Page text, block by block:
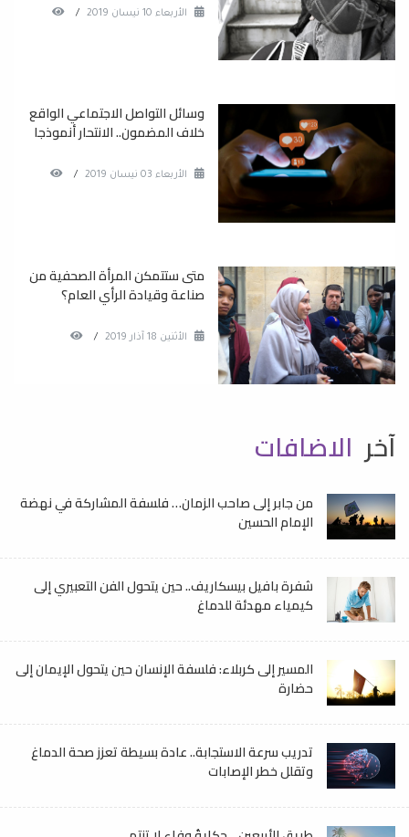
الأربعاء 10 نيسان 2019 /
وسائل التواصل الاجتماعي الواقع
خلاف المضمون.. الانتحار أنموذجا
الأربعاء 03 نيسان 2019 /
متى ستتمكن المرأة الصحفية من
صناعة وقيادة الرأي العام؟
الأثنين 18 آذار 2019 /
آخر الاضافات
من جابر إلى صاحب الزمان… فلسفة المشاركة في نهضة
الإمام الحسين
شفرة بافيل بيسكاريف.. حين يتحول الفن التعبيري إلى
كيمياء مهدئة للدماغ
المسير إلى كربلاء: فلسفة الإنسان حين يتحول الإيمان إلى
حضارة
تدريب سرعة الاستجابة.. عادة بسيطة تعزز صحة الدماغ
وتقلل خطر الإصابات